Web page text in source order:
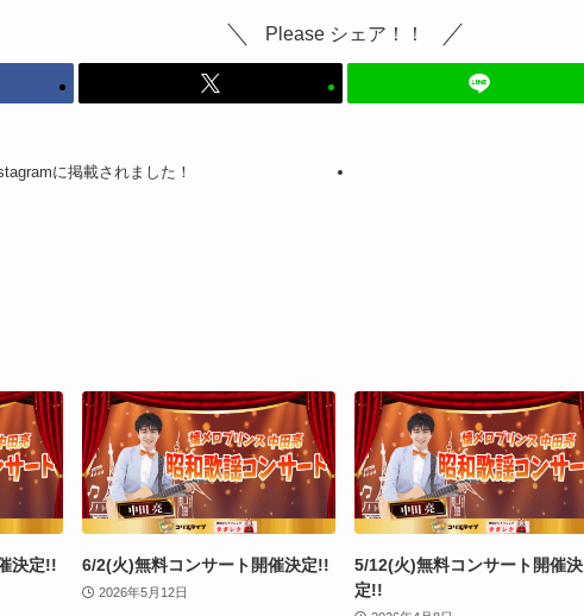
Please シェア！！
に掲載されました！
決定!! 6/2(火)無料コンサート開催決定!!
2026年5月12日
5/12(火)無料コンサート開催決
定!!